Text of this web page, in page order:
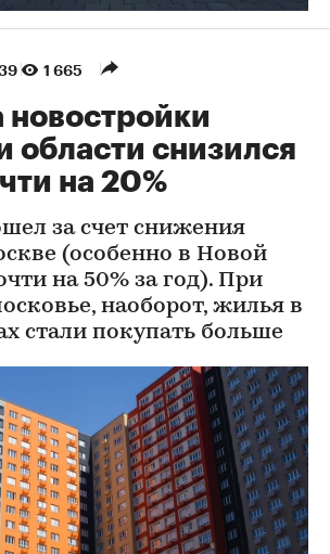
1 665
новостройки
области снизился
на 20%
за счет снижения
(особенно в Новой
на 50% за год). При
наоборот, жилья в
стали покупать больше